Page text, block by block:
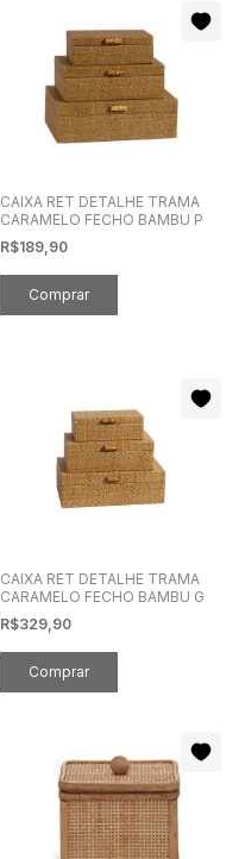
CAIXA RET DETALHE TRAMA
CARAMELO FECHO BAMBU P
R$189,90
CAIXA RET DETALHE TRAMA
CARAMELO FECHO BAMBU G
R$329,90